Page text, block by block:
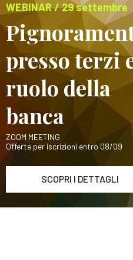
WEBINAR / 29 settembre
presso terzi
ruolo della
banca
ZOOM MEETING
Offerte per iscrizioni entro 08/09
SCOPRI I DETTAGLI